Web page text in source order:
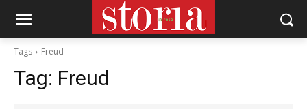
Tags Freud
Tag: Freud